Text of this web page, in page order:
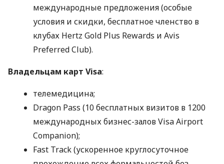
международные предложения (особые
условия и скидки, бесплатное членство в
клубах Hertz Gold Plus Rewards и Avis
Preferred Club).
Владельцам карт Visa:
телемедицина;
Dragon Pass (10 бесплатных визитов в 1200
международных бизнес-залов Visa Airport
Companion);
Fast Track (ускоренное круглосуточное